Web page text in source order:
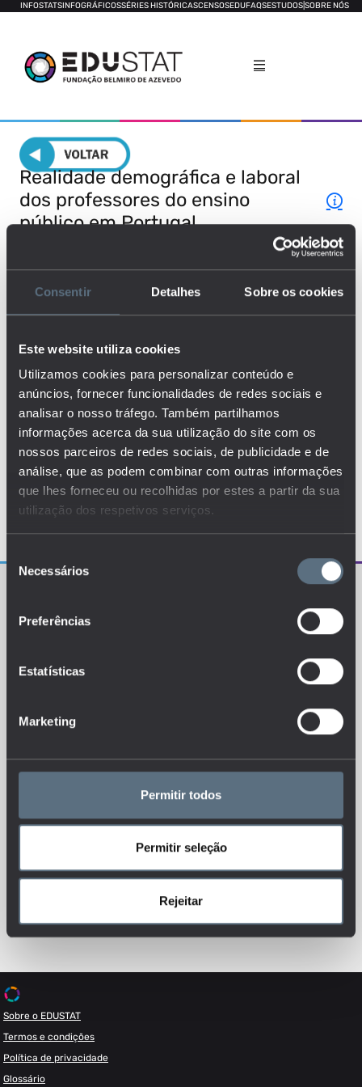
Consentir Detalhes Sobre os cookies
Este website utiliza cookies
Utilizamos cookies para personalizar conteúdo e
anúncios, fornecer funcionalidades de redes sociais e
analisar o nosso tráfego. Também partilhamos
informações acerca da sua utilização do site com os
nossos parceiros de redes sociais, de publicidade e de
análise, que as podem combinar com outras informações
que lhes forneceu ou recolhidas por estes a partir da sua
utilização dos respetivos serviços.
Necessários
Preferências
Estatísticas
Marketing
Permitir todos
Permitir seleção
Rejeitar
INFOSTATSINFOGRÁFICOSSÉRIES HISTÓRICASCENSOSEDUFAQSESTUDOSSOBRE NÓS
Realidade demográfica e laboral
dos professores do ensino
público em Portugal
CONTRATOS COMPONENTE LETIVA
ABSENTISMO
O EDUSTAT sistematiza um conjunto de indicadores e
português.
Esteja sempre a par das novidades, siga-nos nas redes sociais.
Sobre o EDUSTAT
Termos e condições
Política de privacidade
Glossário